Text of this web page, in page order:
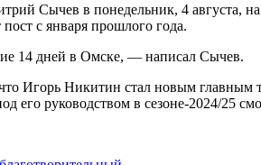
Сычев в понедельник, 4 августа,
с января прошлого года.
14 дней в Омске, — написал Сычев.
Игорь Никитин стал новым главным
его руководством в сезоне-2024/25